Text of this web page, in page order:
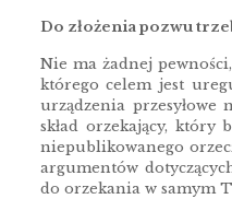
Do złożenia pozwu
Nie ma żadnej pewności,
którego celem jest
urządzenia przesyłowe
skład orzekający, który
niepublikowanego
argumentów
do orzekania w samym